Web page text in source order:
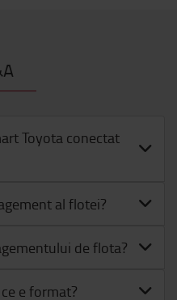
Toyota conectat
al flotei?
de flota?
e format?